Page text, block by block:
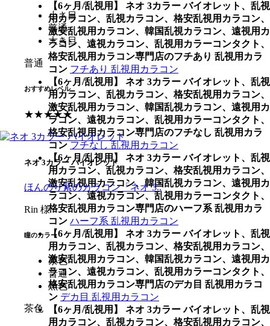
【6ヶ月/乱視用】 ネオ 3カラー バイオレット、乱視
用カラコン、乱視カラコン、格安乱視用カラコン、
激安乱視用カラコン、韓国乱視カラコン、遠視用カ
ラコン、遠視カラコン、乱視用カラーコンタクト、
格安乱視用カラコン専門店のフチあり 乱視用カラ
コン フチあり 乱視用カラコン
【6ヶ月/乱視用】 ネオ 3カラー バイオレット、乱視
用カラコン、乱視カラコン、格安乱視用カラコン、
激安乱視用カラコン、韓国乱視カラコン、遠視用カ
ラコン、遠視カラコン、乱視用カラーコンタクト、
格安乱視用カラコン専門店のフチなし 乱視用カラ
コン フチなし 乱視用カラコン
【6ヶ月/乱視用】 ネオ 3カラー バイオレット、乱視
用カラコン、乱視カラコン、格安乱視用カラコン、
激安乱視用カラコン、韓国乱視カラコン、遠視用カ
ラコン、遠視カラコン、乱視用カラーコンタクト、
格安乱視用カラコン専門店のハーフ系 乱視用カラ
コン ハーフ系 乱視用カラコン
【6ヶ月/乱視用】 ネオ 3カラー バイオレット、乱視
用カラコン、乱視カラコン、格安乱視用カラコン、
激安乱視用カラコン、韓国乱視カラコン、遠視用カ
ラコン、遠視カラコン、乱視用カラーコンタクト、
格安乱視用カラコン専門店のデカ目 乱視用カラコ
ン デカ目 乱視用カラコン
【6ヶ月/乱視用】 ネオ 3カラー バイオレット、乱視
用カラコン、乱視カラコン、格安乱視用カラコン、
小さ目
普通
大き目
普通
おすすめレベル
★★★★★
ネオ 3カラー バイオレット
ほんのり紫のカラコン「ネオ 3..
Rin 様
瞳のカラー
茶色
普通
黒色
茶色